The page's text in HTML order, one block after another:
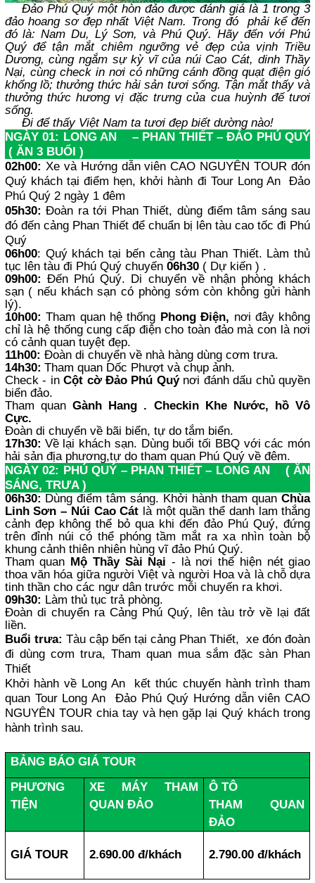
Đảo Phú Quý một hòn đảo được đánh giá là 1 trong 3
đảo hoang sơ đẹp nhất Việt Nam. Trong đó phải kể đến
đó là: Nam Du, Lý Sơn, và Phú Quý. Hãy đến với Phú
Quý để tận mắt chiêm ngưỡng vẻ đẹp của vịnh Triều
Dương, cùng ngắm sự kỳ vĩ của núi Cao Cát, dinh Thầy
Nại, cùng check in nơi có những cánh đồng quạt điện gió
khổng lồ; thưởng thức hải sản tươi sống. Tận mắt thấy và
thưởng thức hương vị đặc trưng của cua huỳnh đế tươi
sống.
Đi để thấy Việt Nam ta tươi đẹp biết dường nào!
NGÀY 01: LONG AN – PHAN THIẾT – ĐẢO PHÚ QUÝ
( ĂN 3 BUỔI )
02h00: Xe và Hướng dẫn viên CAO NGUYÊN TOUR đón
Quý khách tại điểm hẹn, khởi hành đi Tour Long An Đảo
Phú Quý 2 ngày 1 đêm
05h30: Đoàn ra tới Phan Thiết, dùng điểm tâm sáng sau
đó đến cảng Phan Thiết để chuẩn bị lên tàu cao tốc đi Phú
Quý
06h00: Quý khách tại bến cảng tàu Phan Thiết. Làm thủ
tục lên tàu đi Phú Quý chuyến 06h30( Dự kiến ) .
09h00: Đến Phú Quý. Di chuyển về nhận phòng khách
sạn ( nếu khách sạn có phòng sớm còn không gửi hành
lý).
10h00: Tham quan hệ thống Phong Điện, nơi đây không
chỉ là hệ thống cung cấp điện cho toàn đảo mà con là nơi
có cảnh quan tuyệt đẹp.
11h00: Đoàn di chuyển về nhà hàng dùng cơm trưa.
14h30: Tham quan Dốc Phượt và chụp ảnh.
Check - inCột cờ Đảo Phú Quýnơi đánh dấu chủ quyền
biển đảo.
Tham quanGành Hang . Checkin Khe Nước, hồ Vô
Cực.
Đoàn di chuyển về bãi biển, tự do tắm biển.
17h30: Về lại khách sạn. Dùng buổi tối BBQ với các món
hải sản địa phương,tự do tham quan Phú Quý về đêm.
NGÀY 02: PHÚ QUÝ – PHAN THIẾT – LONG AN ( ĂN
SÁNG, TRƯA )
06h30: Dùng điểm tâm sáng. Khởi hành tham quanChùa
Linh Sơn – Núi Cao Cát là một quần thể danh lam thắng
cảnh đẹp không thể bỏ qua khi đến đảo Phú Quý, đứng
trên đỉnh núi có thể phóng tầm mắt ra xa nhìn toàn bộ
khung cảnh thiên nhiên hùng vĩ đảo Phú Quý.
Tham quan Mộ Thầy Sài Nại - là nơi thể hiện nét giao
thoa văn hóa giữa người Việt và người Hoa và là chỗ dựa
tinh thần cho các ngư dân trước mỗi chuyến ra khơi.
09h30: Làm thủ tục trả phòng.
Đoàn di chuyển ra Cảng Phú Quý, lên tàu trở về lại đất
liền.
Buổi trưa: Tàu cập bến tại cảng Phan Thiết, xe đón đoàn
đi dùng cơm trưa, Tham quan mua sắm đặc sàn Phan
Thiết
Khởi hành về Long An kết thúc chuyến hành trình tham
quan Tour Long An Đảo Phú Quý Hướng dẫn viên CAO
NGUYÊN TOUR chia tay và hẹn gặp lại Quý khách trong
hành trình sau.
BẢNG BÁO GIÁ TOUR
PHƯƠNG
TIỆN
XE MÁY THAM
QUAN ĐẢO
Ô TÔ
THAM QUAN
ĐẢO
GIÁ TOUR 2.690.00 đ/khách 2.790.00 đ/khách